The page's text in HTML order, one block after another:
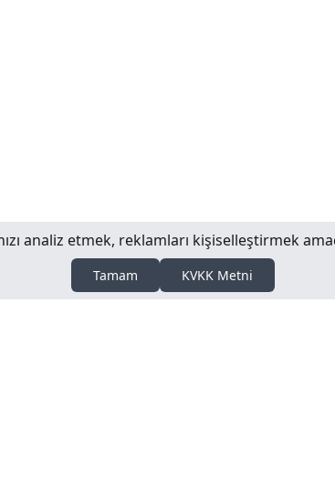
analiz etmek, reklamları kişiselleştirmek
Tamam KVKK Metni